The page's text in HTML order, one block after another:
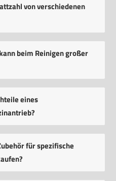
von verschiedenen
beim Reinigen großer
eines
für spezifische